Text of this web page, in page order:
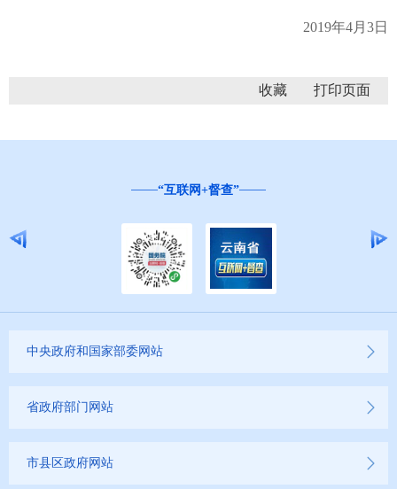
2019年4月3日
收藏
“互联网+督查”
中央政府和国家部委网站
省政府部门网站
市县区政府网站